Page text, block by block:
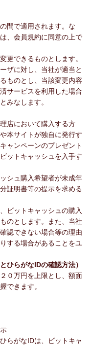
間で適用されます。な
、会員規約に同意の上で
更できるものとします。
ザに対し、当社が適当と
ものとし、当該変更内容
サービスを利用した場合
みなします。
店において購入する方
本サイトが独自に発行す
ャンペーンのプレゼント
ットキャッシュを入手す
シュ購入希望者が未成年
証明書等の提示を求める
ビットキャッシュの購入
のとします。また、当社
認できない場合等の理由
する場合があることをユ
ひらがなIDの確認方法）
０万円を上限とし、額面
できます。
らがなIDは、ビットキャ